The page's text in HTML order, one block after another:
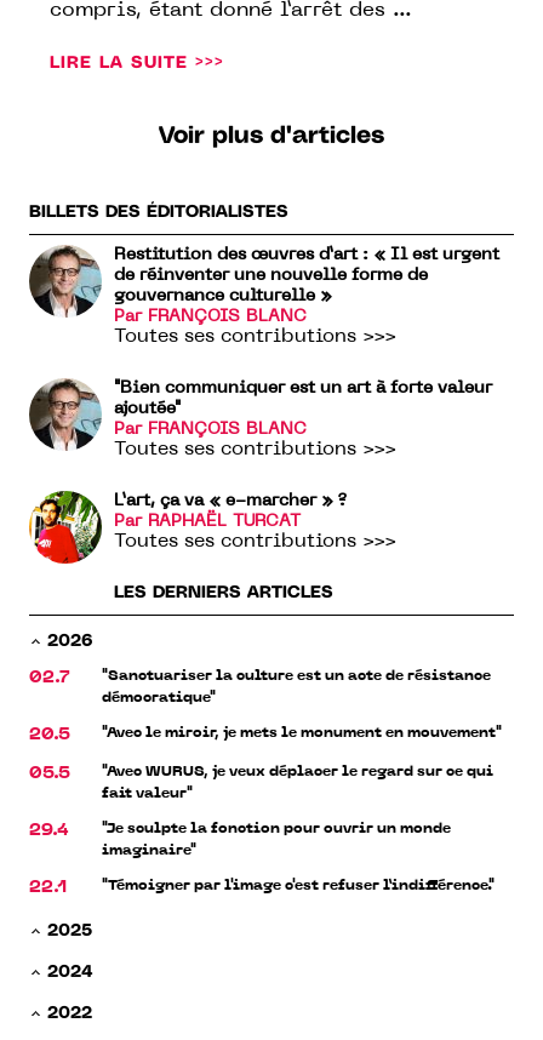
compris, étant donné l’arrêt des ...
LIRE LA SUITE >>>
Voir plus d'articles
BILLETS DES ÉDITORIALISTES
Restitution des œuvres d’art : « Il est urgent
de réinventer une nouvelle forme de
gouvernance culturelle »
Par FRANÇOIS BLANC
Toutes ses contributions >>>
"Bien communiquer est un art à forte valeur
ajoutée"
Par FRANÇOIS BLANC
Toutes ses contributions >>>
L’art, ça va « e-marcher » ?
Par RAPHAËL TURCAT
Toutes ses contributions >>>
LES DERNIERS ARTICLES
2026
02.7
"Sanctuariser la culture est un acte de résistance
démocratique"
20.5 "Avec le miroir, je mets le monument en mouvement"
05.5
"Avec WURUS, je veux déplacer le regard sur ce qui
fait valeur"
29.4
"Je sculpte la fonction pour ouvrir un monde
imaginaire"
22.1 "Témoigner par l'image c'est refuser l’indifférence."
2025
2024
2022